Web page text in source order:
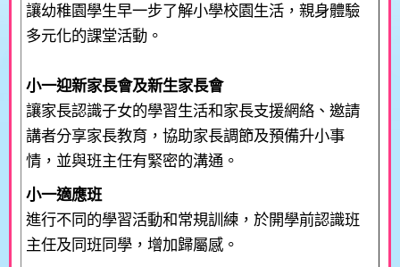
讓幼稚園學生早一步了解小學校園生活，親身體驗
多元化的課堂活動。
小一迎新家長會及新生家長會
讓家長認識子女的學習生活和家長支援網絡、邀請
講者分享家長教育，協助家長調節及預備升小事
情，並與班主任有緊密的溝通。
小一適應班
進行不同的學習活動和常規訓練，於開學前認識班
主任及同班同學，增加歸屬感。